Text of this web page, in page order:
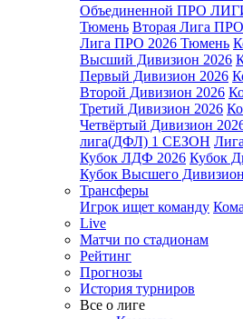
Объединенной ПРО
Тюмень Вторая Лига
Лига ПРО 2026 Тюмень
Высший Дивизион 2026
Первый Дивизион 2026
Второй Дивизион 2026
Третий Дивизион 2026
Четвёртый Дивизион
лига(ДФЛ) 1 СЕЗОН
Кубок ЛДФ 2026 Кубок
Кубок Высшего
Трансферы
Игрок ищет команду
Live
Матчи по стадионам
Рейтинг
Прогнозы
История турниров
Все о лиге